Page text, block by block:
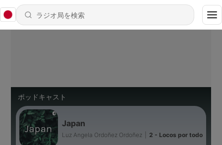
ポッドキャスト
Japan
Luz Angela Ordoñez Ordoñez 2 - Locos por todo